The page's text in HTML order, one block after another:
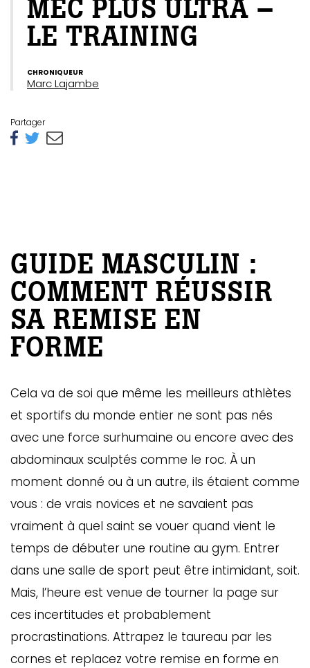
MEC PLUS ULTRA –
LE TRAINING
CHRONIQUEUR
Marc Lajambe
Partager
GUIDE MASCULIN :
COMMENT RÉUSSIR
SA REMISE EN
FORME
Cela va de soi que même les meilleurs athlètes
et sportifs du monde entier ne sont pas nés
avec une force surhumaine ou encore avec des
abdominaux sculptés comme le roc. À un
moment donné ou à un autre, ils étaient comme
vous : de vrais novices et ne savaient pas
vraiment à quel saint se vouer quand vient le
temps de débuter une routine au gym. Entrer
dans une salle de sport peut être intimidant, soit.
Mais, l’heure est venue de tourner la page sur
ces incertitudes et probablement
procrastinations. Attrapez le taureau par les
cornes et replacez votre remise en forme en